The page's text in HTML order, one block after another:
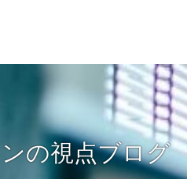
の視点ブログ